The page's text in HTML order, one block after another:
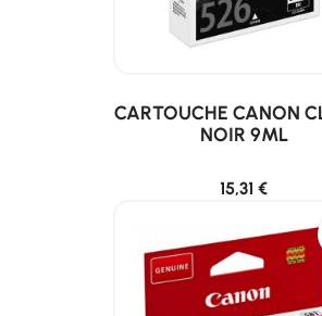
CARTOUCHE CANON
NOIR 9ML
15,31 €